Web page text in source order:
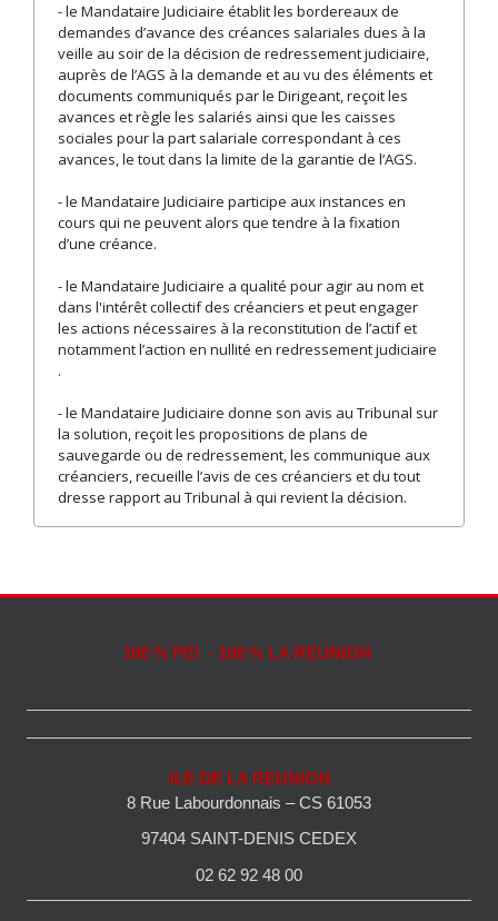
- le Mandataire Judiciaire établit les bordereaux de
demandes d’avance des créances salariales dues à la
veille au soir de la décision de redressement judiciaire,
auprès de l’AGS à la demande et au vu des éléments et
documents communiqués par le Dirigeant, reçoit les
avances et règle les salariés ainsi que les caisses
sociales pour la part salariale correspondant à ces
avances, le tout dans la limite de la garantie de l’AGS.
- le Mandataire Judiciaire participe aux instances en
cours qui ne peuvent alors que tendre à la fixation
d’une créance.
- le Mandataire Judiciaire a qualité pour agir au nom et
dans l'intérêt collectif des créanciers et peut engager
les actions nécessaires à la reconstitution de l’actif et
notamment l’action en nullité en redressement judiciaire
.
- le Mandataire Judiciaire donne son avis au Tribunal sur
la solution, reçoit les propositions de plans de
sauvegarde ou de redressement, les communique aux
créanciers, recueille l’avis de ces créanciers et du tout
dresse rapport au Tribunal à qui revient la décision.
100 % PEI - 100 % LA REUNION
ILE DE LA REUNION
8 Rue Labourdonnais – CS 61053
97404 SAINT-DENIS CEDEX
02 62 92 48 00